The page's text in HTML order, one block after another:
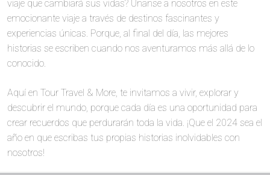
viaje que cambiará sus vidas? Únanse a nosotros en este
emocionante viaje a través de destinos fascinantes y
experiencias únicas. Porque, al final del día, las mejores
historias se escriben cuando nos aventuramos más allá de lo
conocido.
Aquí en Tour Travel & More, te invitamos a vivir, explorar y
descubrir el mundo, porque cada día es una oportunidad para
crear recuerdos que perdurarán toda la vida. ¡Que el 2024 sea el
año en que escribas tus propias historias inolvidables con
nosotros!